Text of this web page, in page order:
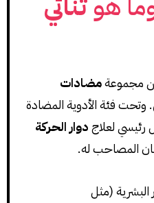
مجموعةمضادات
. وتحت فئة الأدوية المضادة
لعلاجدوار الحركة
المصاحب له.
البشرية (مثل